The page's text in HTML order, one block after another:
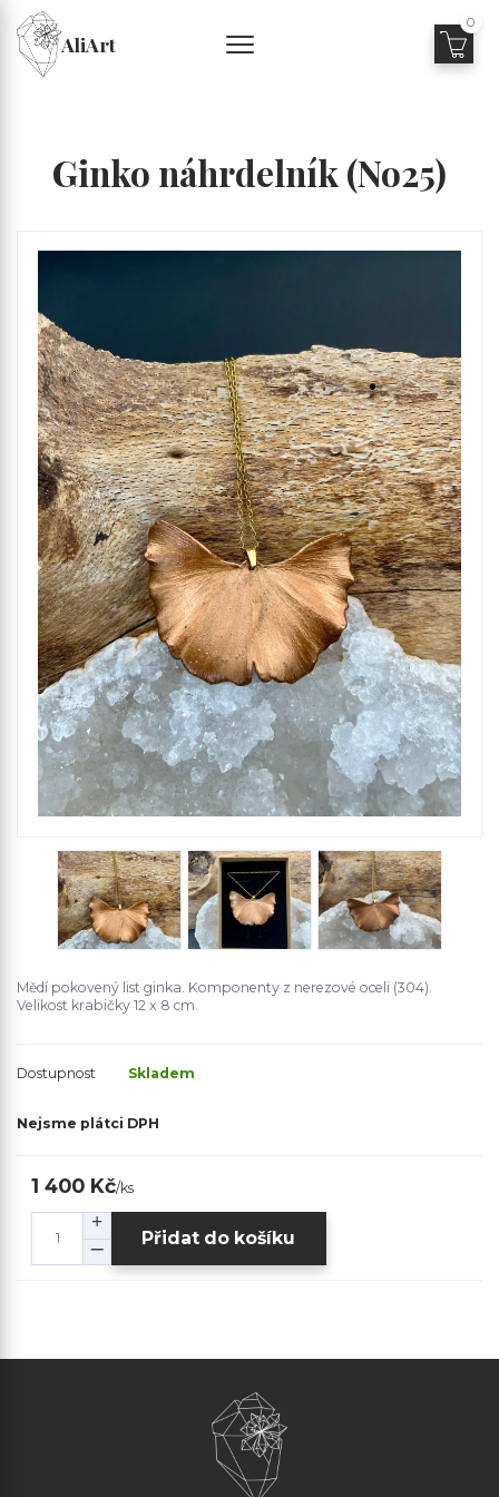
AliArt
0
Ginko náhrdelník (No25)
Mědí pokovený list ginka. Komponenty z nerezové oceli (304).
Velikost krabičky 12 x 8 cm.
Dostupnost Skladem
Nejsme plátci DPH
1 400 Kč/ks
Přidat do košíku